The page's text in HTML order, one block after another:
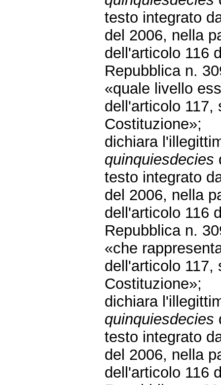
testo integrato
del 2006, nella
dell'articolo 116
Repubblica n.
«quale livello
dell'articolo
Costituzione»;
dichiara
quinquiesdecies
testo integrato
del 2006, nella
dell'articolo 116
Repubblica n.
«che
dell'articolo
Costituzione»;
dichiara
quinquiesdecies
testo integrato
del 2006, nella
dell'articolo 116